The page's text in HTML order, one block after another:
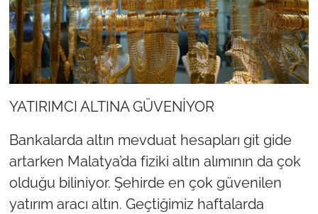
YATIRIMCI ALTINA GÜVENİYOR
Bankalarda altın mevduat hesapları git gide
artarken Malatya’da fiziki altın alımının da çok
olduğu biliniyor. Şehirde en çok güvenilen
yatırım aracı altın. Geçtiğimiz haftalarda